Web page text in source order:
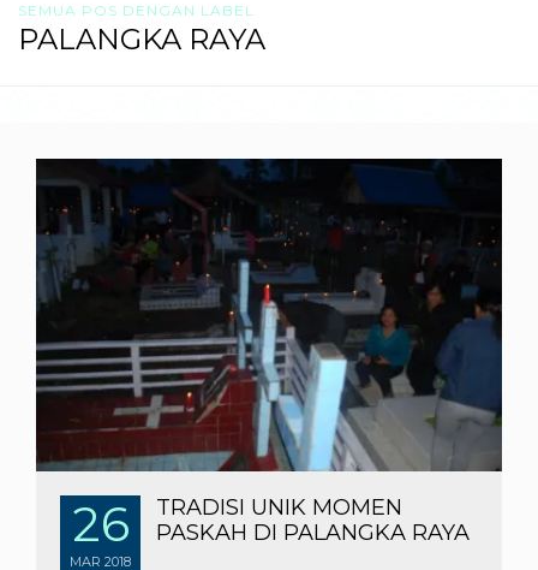
SEMUA POS DENGAN LABEL
PALANGKA RAYA
26
MAR 2018
TRADISI UNIK MOMEN
PASKAH DI PALANGKA RAYA